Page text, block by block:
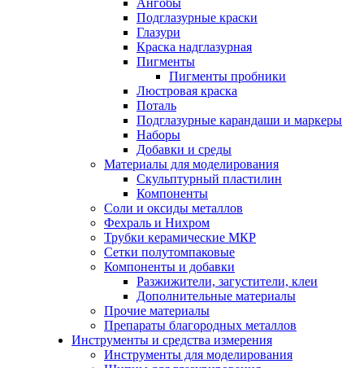
Ангобы
Подглазурные краски
Глазури
Краска надглазурная
Пигменты
Пигменты пробники
Люстровая краска
Поталь
Подглазурные карандаши и маркеры
Наборы
Добавки и среды
Материалы для моделирования
Скульптурный пластилин
Компоненты
Соли и оксиды металлов
Фехраль и Нихром
Трубки керамические МКР
Сетки полутомпаковые
Компоненты и добавки
Разжижители, загустители, клеи
Дополнительные материалы
Прочие материалы
Препараты благородных металлов
Инструменты и средства измерения
Инструменты для моделирования